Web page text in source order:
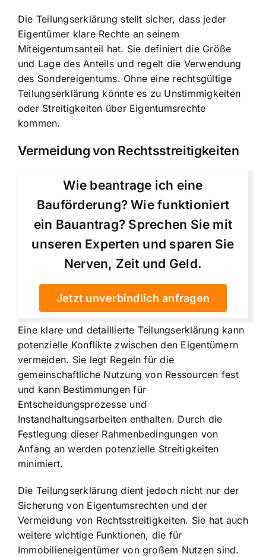
Die Teilungserklärung stellt sicher, dass jeder
Eigentümer klare Rechte an seinem
Miteigentumsanteil hat. Sie definiert die Größe
und Lage des Anteils und regelt die Verwendung
des Sondereigentums. Ohne eine rechtsgültige
Teilungserklärung könnte es zu Unstimmigkeiten
oder Streitigkeiten über Eigentumsrechte
kommen.
Vermeidung von Rechtsstreitigkeiten
Wie beantrage ich eine
Bauförderung? Wie funktioniert
ein Bauantrag? Sprechen Sie mit
unseren Experten und sparen Sie
Nerven, Zeit und Geld.
Jetzt unverbindlich anfragen
Eine klare und detaillierte Teilungserklärung kann
potenzielle Konflikte zwischen den Eigentümern
vermeiden. Sie legt Regeln für die
gemeinschaftliche Nutzung von Ressourcen fest
und kann Bestimmungen für
Entscheidungsprozesse und
Instandhaltungsarbeiten enthalten. Durch die
Festlegung dieser Rahmenbedingungen von
Anfang an werden potenzielle Streitigkeiten
minimiert.
Die Teilungserklärung dient jedoch nicht nur der
Sicherung von Eigentumsrechten und der
Vermeidung von Rechtsstreitigkeiten. Sie hat auch
weitere wichtige Funktionen, die für
Immobilieneigentümer von großem Nutzen sind.